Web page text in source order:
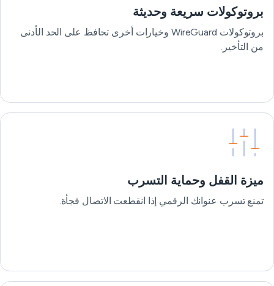
بروتوكولات سريعة وحديثة
بروتوكولات WireGuard وخيارات أخرى تحافظ على الحد الأدنى
من التأخير.
ميزة القفل وحماية التسرب
تمنع تسرب عنوانك الرقمي إذا انقطعت الاتصال فجأة.